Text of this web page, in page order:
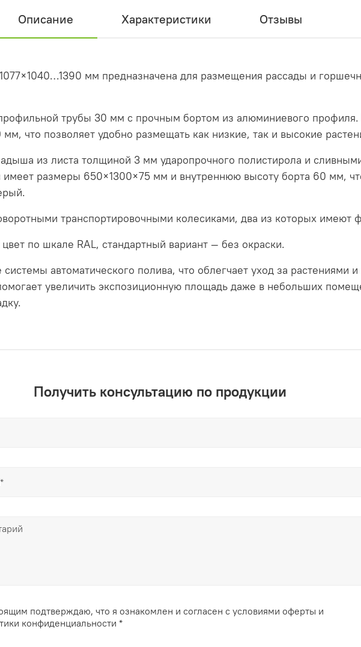
Описание Характеристики Отзывы
мм предназначена для размещения рассады и
трубы 30 мм с прочным бортом из алюминиевого профиля.
что позволяет удобно размещать как низкие, так и высокие
из листа толщиной 3 мм ударопрочного полистирола и
размеры 650×1300×75 мм и внутреннюю высоту борта 60 мм,
транспортировочными колесиками, два из которых имеют
по шкале RAL, стандартный вариант — без окраски.
автоматического полива, что облегчает уход за растениями
увеличить экспозиционную площадь даже в небольших
Получить консультацию по продукции
подтверждаю, что я ознакомлен и согласен с условиями оферты и
конфиденциальности *